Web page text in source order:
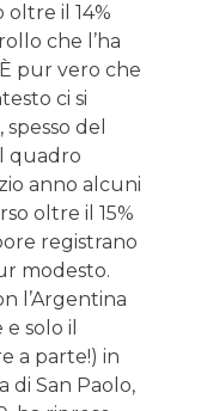
il 14%
che l’ha
pur vero che
ci si
del
quadro
anno alcuni
oltre il 15%
registrano
modesto.
l’Argentina
solo il
a parte!) in
di San Paolo,